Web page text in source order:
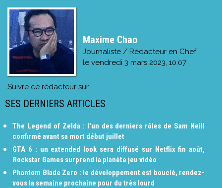
Maxime Chao
Journaliste / Rédacteur en Chef
le vendredi 3 mars 2023, 10:07
Suivre ce rédacteur sur
SES DERNIERS ARTICLES
The Legend of Zelda : l'un des derniers rôles de Sam Neill
confirmé avant sa mort début juillet
GTA 6 : un extended look sera diffusé sur Netflix fin août,
Rockstar Games surprend la planète jeu vidéo
Phantom Blade Zero : le développement est bouclé, rendez-
vous la semaine prochaine pour du très lourd